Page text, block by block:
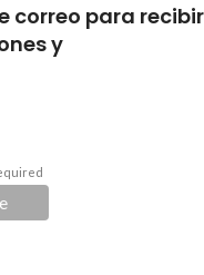
correo para recibir
y